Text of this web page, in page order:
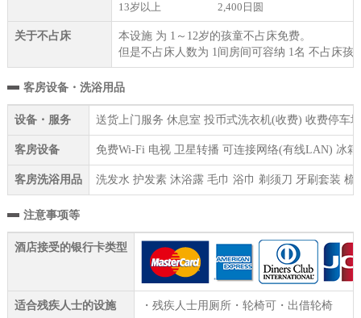
13岁以上
2,400日圆
关于不占床
本设施 为 1～12岁的孩童不占床免费。
但是不占床人数为 1间房间可容纳 1名 不占床孩
客房设备・洗浴用品
设备・服务 送货上门服务 休息室 投币式洗衣机(收费) 收费停车
客房设备 免费Wi-Fi 电视 卫星转播 可连接网络(有线LAN) 冰
客房洗浴用品 洗发水 护发素 沐浴露 毛巾 浴巾 剃须刀 牙刷套装 梳
注意事项等
酒店接受的银行卡类型
适合残疾人士的设施 ・残疾人士用厕所・轮椅可・出借轮椅